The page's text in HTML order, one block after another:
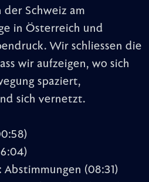
Schweiz am
in Österreich und
Wir schliessen die
wir aufzeigen, wo sich
spaziert,
sich vernetzt.
(08:31)